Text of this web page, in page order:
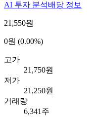
AI 투자 분석배당 정보
21,550원
0원 (0.00%)
고가
21,750원
저가
21,250원
거래량
6,341주